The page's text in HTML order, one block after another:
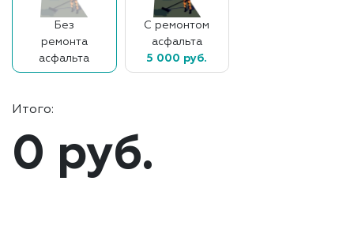
Без
ремонта
асфальта
С ремонтом
асфальта
5 000 руб.
Итого:
0 руб.